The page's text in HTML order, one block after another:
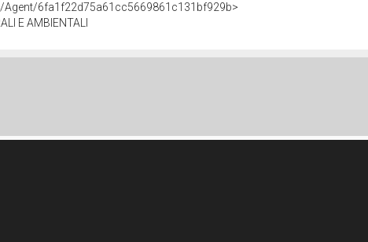
6fa1f22d75a61cc5669861c131bf929b>
E AMBIENTALI